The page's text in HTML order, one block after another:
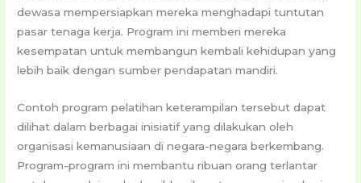
dewasa mempersiapkan mereka menghadapi tuntutan
pasar tenaga kerja. Program ini memberi mereka
kesempatan untuk membangun kembali kehidupan yang
lebih baik dengan sumber pendapatan mandiri.
Contoh program pelatihan keterampilan tersebut dapat
dilihat dalam berbagai inisiatif yang dilakukan oleh
organisasi kemanusiaan di negara-negara berkembang.
Program-program ini membantu ribuan orang terlantar